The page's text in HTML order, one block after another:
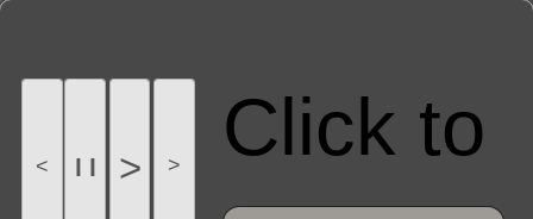
>
< > Click
l l